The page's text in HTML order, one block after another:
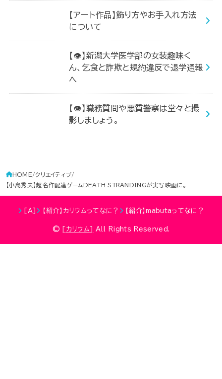
【アート作品】飾り方やお手入れ方法
について
【👁】新潟大学医学部の女装趣味く
ん、乞食と詐欺と規約違反で退学通報
へ
【👁】職務質問や悪質警察は堂々と撮
影しましょう。
HOME
クリエイティブ
【小島秀夫】超名作配達ゲームDEATH STRANDINGが実写映画に。
[Ａ] 【紹介】カリウムってなに？ 【紹介】mabutaってなに？
© [カリウム] All Rights Reserved.